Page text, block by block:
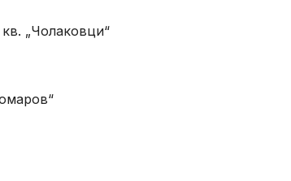
„Чолаковци“